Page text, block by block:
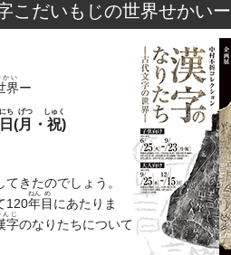
だいもじの世界せかいー
界
かい
ー
日
にち
(月
げつ
・ 祝
しゅく
)
てきたのでしょう。
120年
ねん
目
め
にあたりま
字
んじ
のなりたちについて